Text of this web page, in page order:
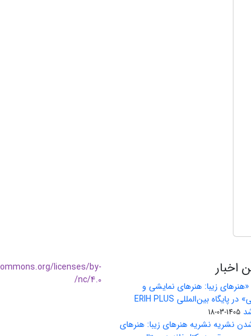
اخبار
زیبا: هنرهای نمایشی و
موسیقی» در پایگاه بین‌المللی ERIH PLUS
1405-03-18
نشریه نشریه هنرهای زیبا: هنرهای
licenses/by-
nc/4.0/